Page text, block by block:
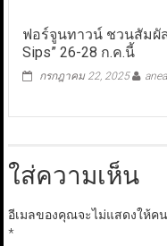
ฟอร์จูนทาวน์ ชวนสัมผั
Sips” 26-28 ก.ค.นี้
กรกฎาคม 22, 2025
ใส่ความเห็น
อีเมลของคุณจะไม่แสดงให้ค
*